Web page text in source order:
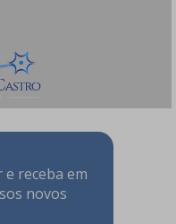
receba em
novos